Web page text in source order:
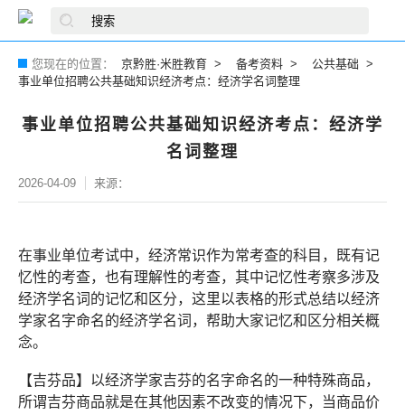
您现在的位置： 京黔胜·米胜教育 备考资料
公共基础
事业单位招聘公共基础知识经济考点：经济学名词整理
事业单位招聘公共基础知识经济考点：经济学
名词整理
2026-04-09 来源：
在事业单位考试中，经济常识作为常考查的科目，既有记
忆性的考查，也有理解性的考查，其中记忆性考察多涉及
经济学名词的记忆和区分，这里以表格的形式总结以经济
学家名字命名的经济学名词，帮助大家记忆和区分相关概
念。
【吉芬品】以经济学家吉芬的名字命名的一种特殊商品，
所谓吉芬商品就是在其他因素不改变的情况下，当商品价